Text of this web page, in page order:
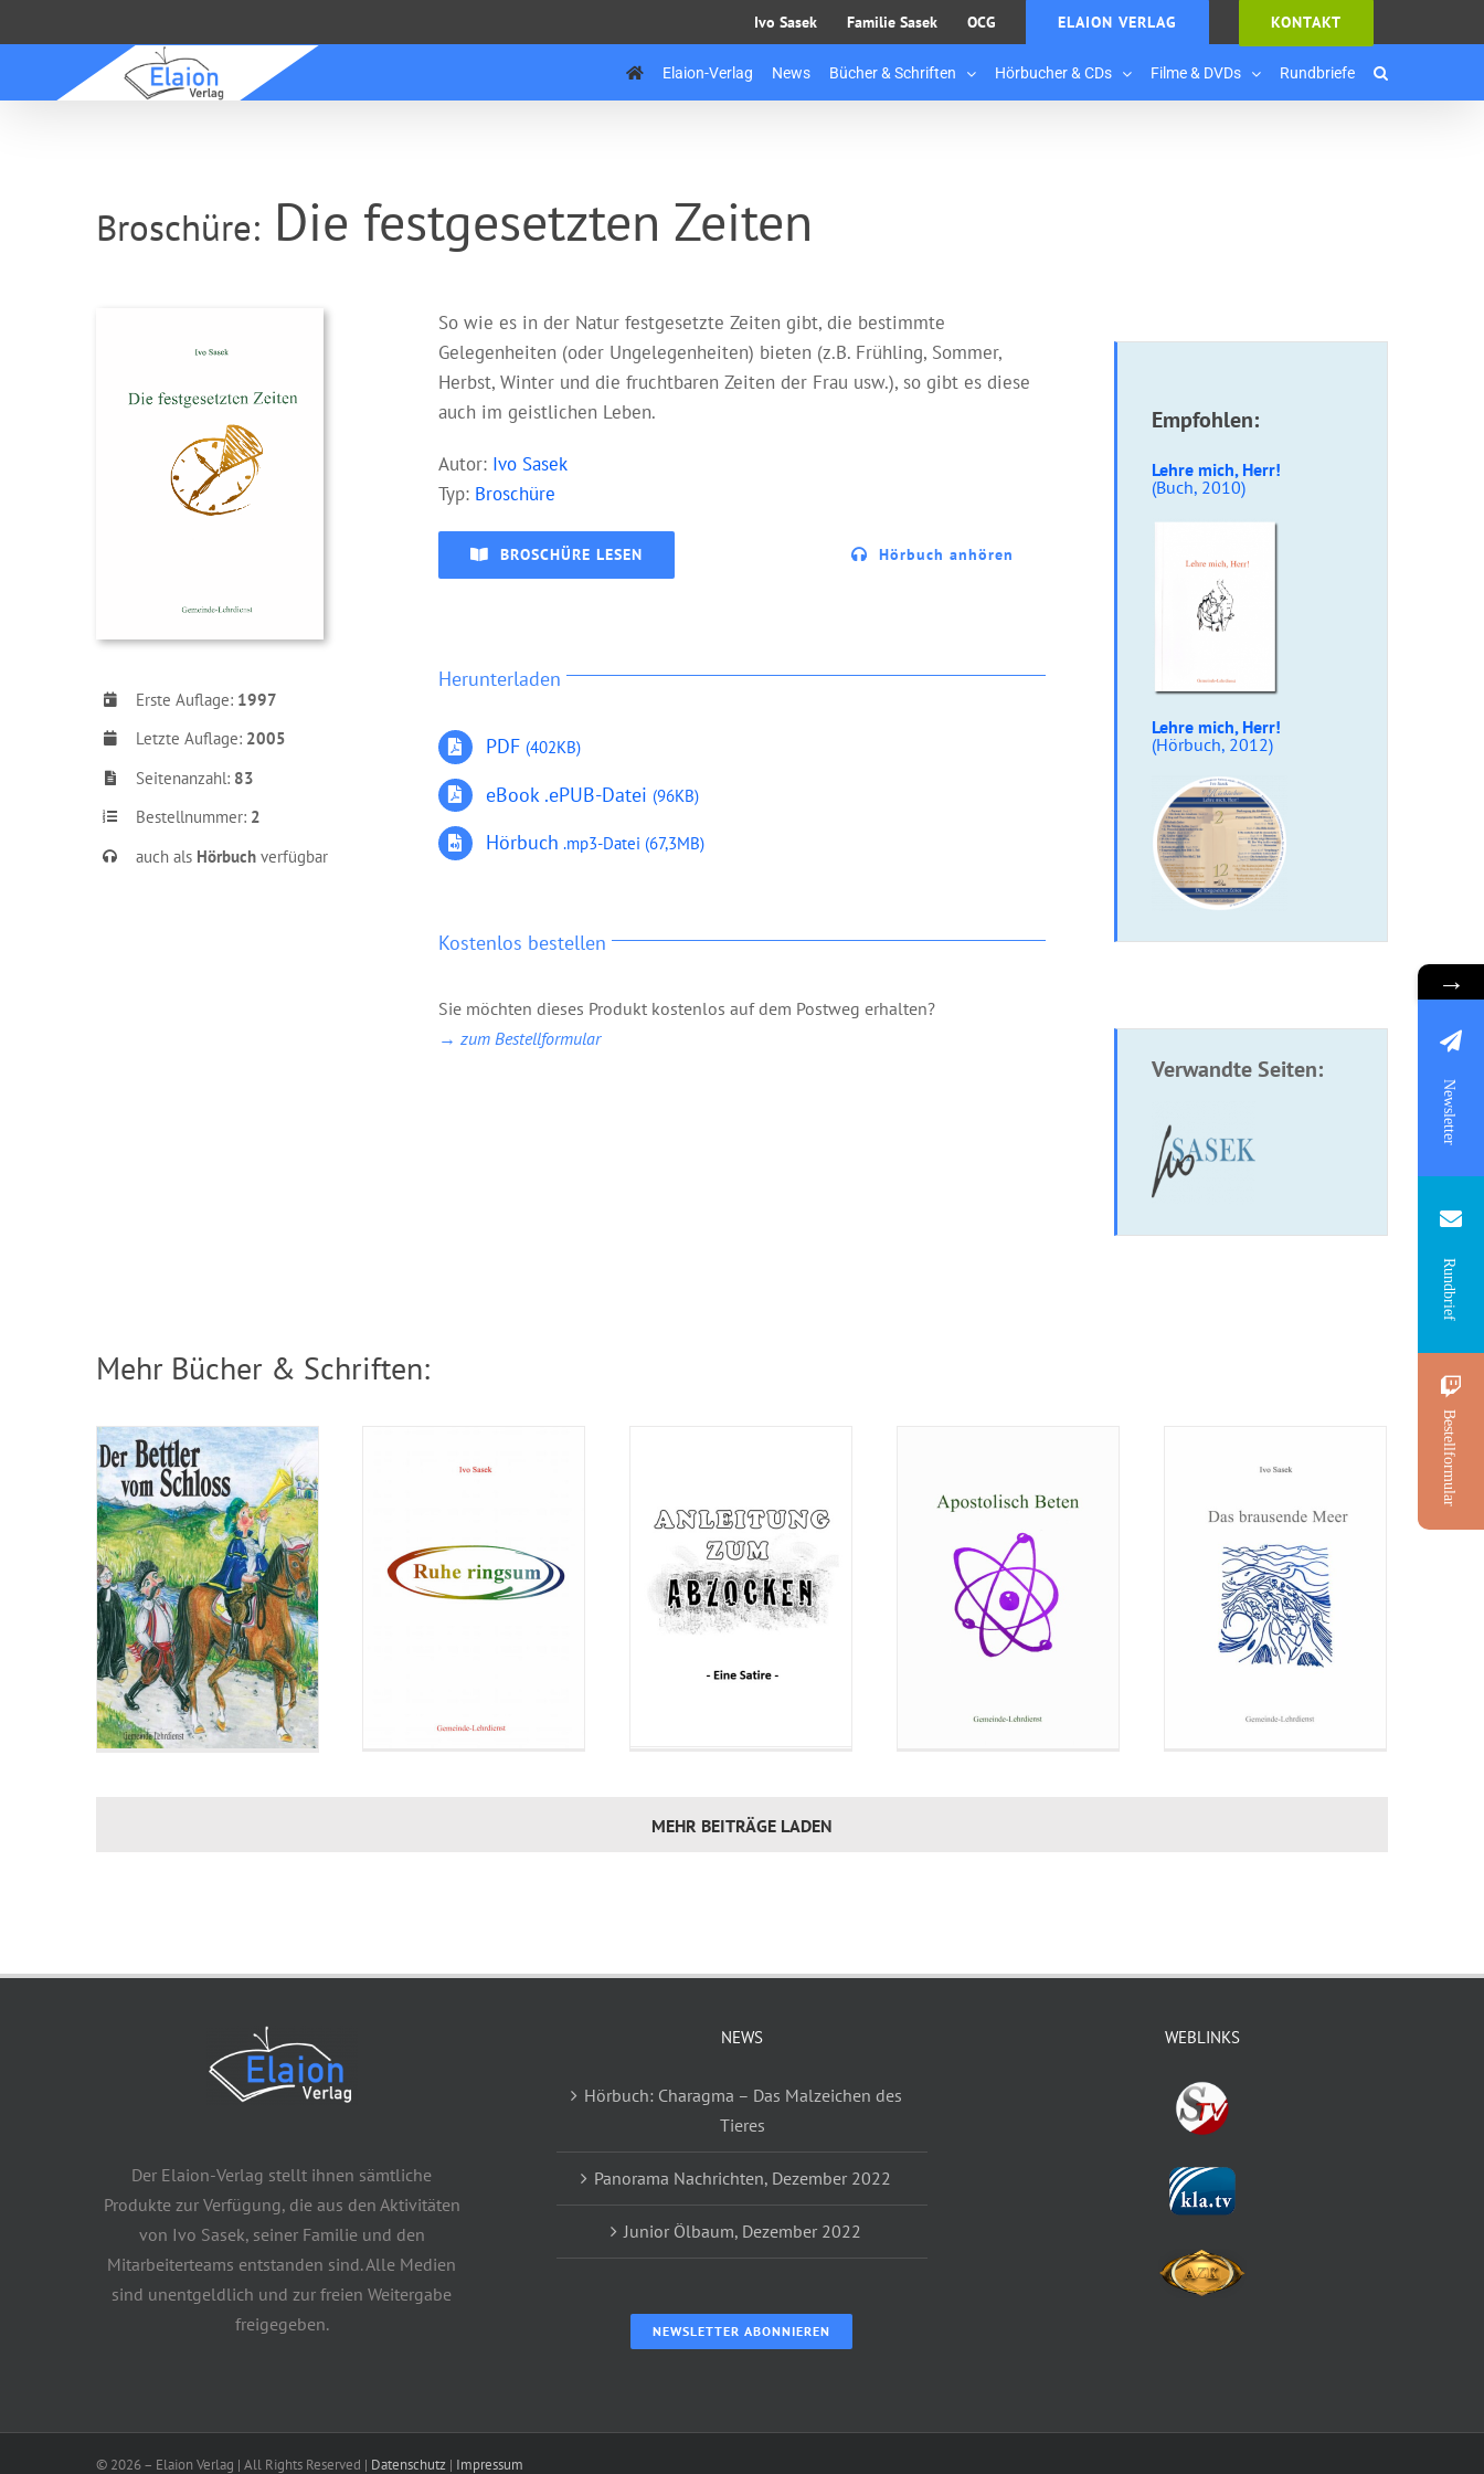
Inhalt
Ivo Sasek Familie Sasek OCG ELAION VERLAG KONTAKT
Elaion-Verlag News Bücher & Schriften Hörbucher & CDs Filme & DVDs Rundbriefe
Broschüre: Die festgesetzten Zeiten
Erste Auflage: 1997
Letzte Auflage: 2005
Seitenanzahl: 83
Bestellnummer: 2
auch als Hörbuch verfügbar
So wie es in der Natur festgesetzte Zeiten gibt, die bestimmte
Gelegenheiten (oder Ungelegenheiten) bieten (z.B. Frühling, Sommer,
Herbst, Winter und die fruchtbaren Zeiten der Frau usw.), so gibt es diese
auch im geistlichen Leben.
Autor: Ivo Sasek
Typ: Broschüre
BROSCHÜRE LESEN Hörbuch anhören
Herunterladen
PDF (402KB)
eBook .ePUB-Datei (96KB)
Hörbuch .mp3-Datei (67,3MB)
Kostenlos bestellen
Sie möchten dieses Produkt kostenlos auf dem Postweg erhalten?
→ zum Bestellformular
Empfohlen:
Lehre mich, Herr!
(Buch, 2010)
Lehre mich, Herr!
(Hörbuch, 2012)
Verwandte Seiten:
Mehr Bücher & Schriften:
MEHR BEITRÄGE LADEN
Der Elaion-Verlag stellt ihnen sämtliche
Produkte zur Verfügung, die aus den Aktivitäten
von Ivo Sasek, seiner Familie und den
Mitarbeiterteams entstanden sind. Alle Medien
sind unentgeldlich und zur freien Weitergabe
freigegeben.
NEWS
Hörbuch: Charagma – Das Malzeichen des
Tieres
Panorama Nachrichten, Dezember 2022
Junior Ölbaum, Dezember 2022
NEWSLETTER ABONNIEREN
WEBLINKS
© 2026 – Elaion Verlag | All Rights Reserved | Datenschutz | Impressum
→
Newsletter
Rundbrief
Bestellformular